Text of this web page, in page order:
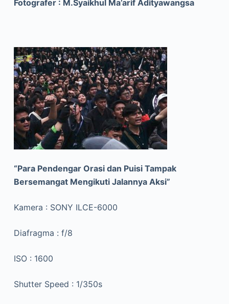
Fotografer : M.Syaikhul Ma’arif Adityawangsa
“Para Pendengar Orasi dan Puisi Tampak
Bersemangat Mengikuti Jalannya Aksi”
Kamera : SONY ILCE-6000
Diafragma : f/8
ISO : 1600
Shutter Speed : 1/350s